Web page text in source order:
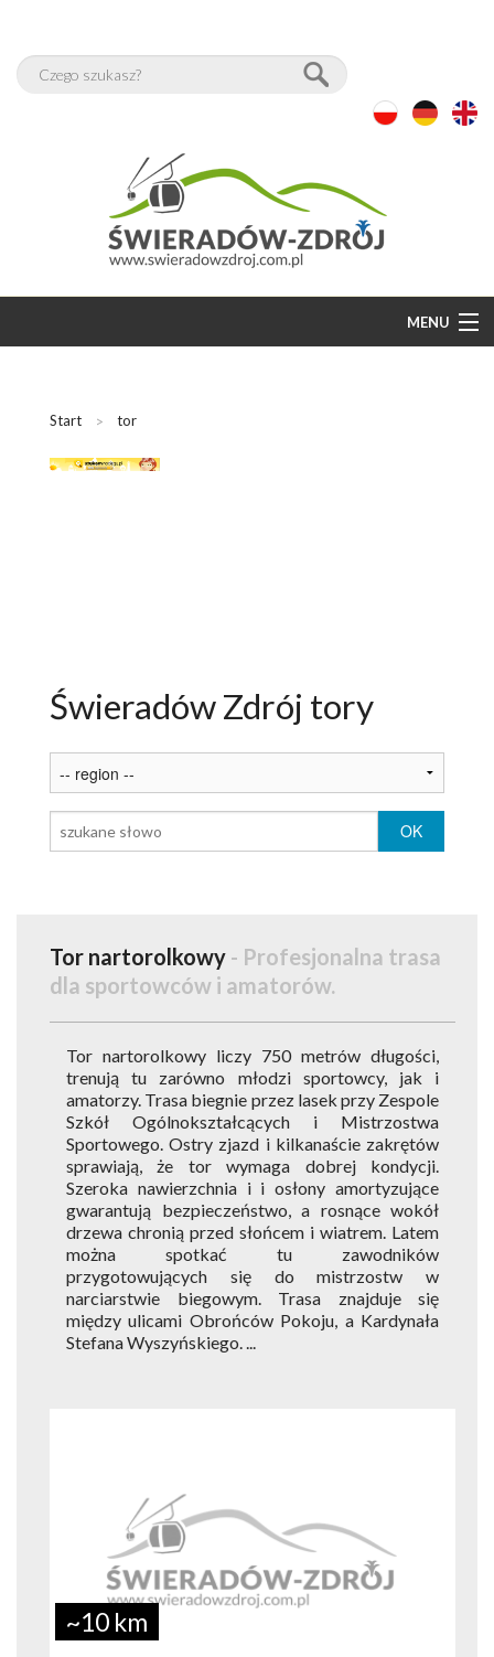
MENU
BAZA NOCLEGÓW
WOLNE POKOJE
PAKIETY
USŁUGI DLA TURYSTY
OGŁOSZENIA
GALERIA
Start tor
Świeradów Zdrój tory
Tor nartorolkowy - Profesjonalna trasa
dla sportowców i amatorów.
Tor nartorolkowy liczy 750 metrów długości,
trenują tu zarówno młodzi sportowcy, jak i
amatorzy. Trasa biegnie przez lasek przy Zespole
Szkół Ogólnokształcących i Mistrzostwa
Sportowego. Ostry zjazd i kilkanaście zakrętów
sprawiają, że tor wymaga dobrej kondycji.
Szeroka nawierzchnia i i osłony amortyzujące
gwarantują bezpieczeństwo, a rosnące wokół
drzewa chronią przed słońcem i wiatrem. Latem
można spotkać tu zawodników
przygotowujących się do mistrzostw w
narciarstwie biegowym. Trasa znajduje się
między ulicami Obrońców Pokoju, a Kardynała
Stefana Wyszyńskiego. ...
~10 km